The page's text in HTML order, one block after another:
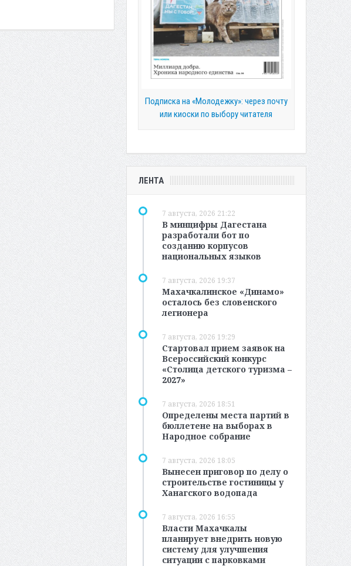
Подписка на «Молодежку»: через почту
или киоски по выбору читателя
ЛЕНТА
7 августа, 2026 21:22
В минцифры Дагестана
разработали бот по
созданию корпусов
национальных языков
7 августа, 2026 19:37
Махачкалинское «Динамо»
осталось без словенского
легионера
7 августа, 2026 19:29
Стартовал прием заявок на
Всероссийский конкурс
«Столица детского туризма –
2027»
7 августа, 2026 18:51
Определены места партий в
бюллетене на выборах в
Народное собрание
7 августа, 2026 18:05
Вынесен приговор по делу о
строительстве гостиницы у
Ханагского водопада
7 августа, 2026 16:55
Власти Махачкалы
планирует внедрить новую
систему для улучшения
ситуации с парковками